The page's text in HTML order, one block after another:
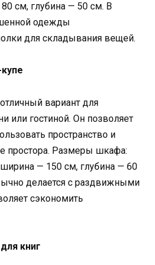
см, глубина — 50 см. В
одежды
для складывания вещей.
вариант для
или гостиной. Он позволяет
пространство и
простора. Размеры шкафа:
— 150 см, глубина — 60
делается с раздвижными
сэкономить
книг